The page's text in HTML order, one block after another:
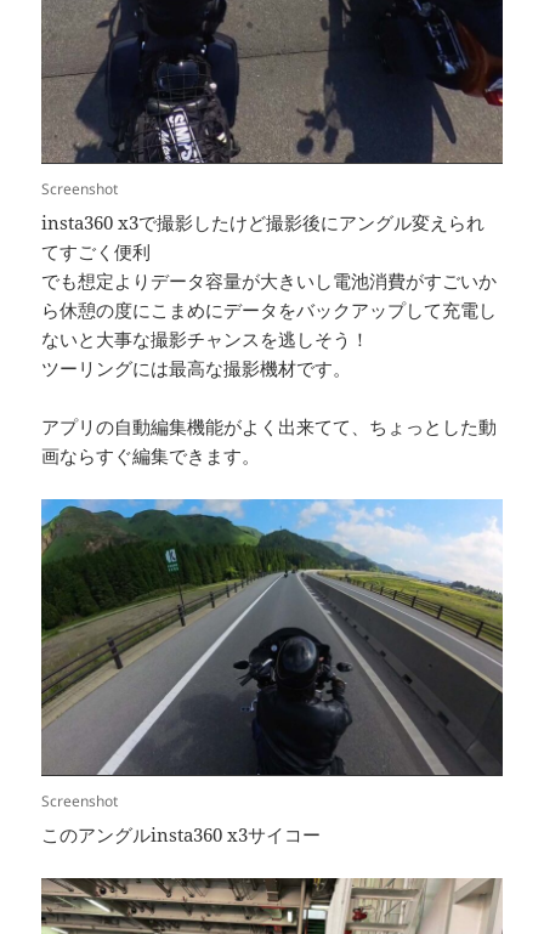
Screenshot
insta360 x3で撮影したけど撮影後にアングル変えられ
てすごく便利
でも想定よりデータ容量が大きいし電池消費がすごいか
ら休憩の度にこまめにデータをバックアップして充電し
ないと大事な撮影チャンスを逃しそう！
ツーリングには最高な撮影機材です。
アプリの自動編集機能がよく出来てて、ちょっとした動
画ならすぐ編集できます。
Screenshot
このアングルinsta360 x3サイコー